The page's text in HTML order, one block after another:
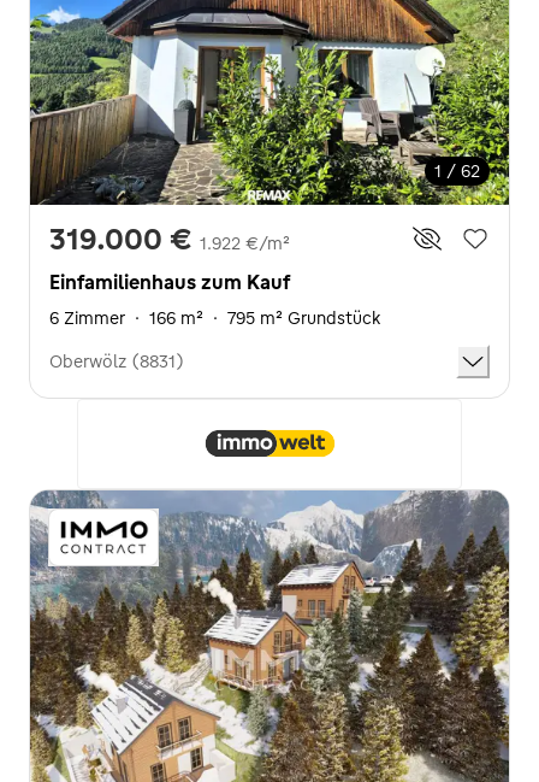
1 / 62
319.000 € 1.922 €/m²
Einfamilienhaus zum Kauf
6 Zimmer · 166 m² · 795 m² Grundstück
Oberwölz (8831)